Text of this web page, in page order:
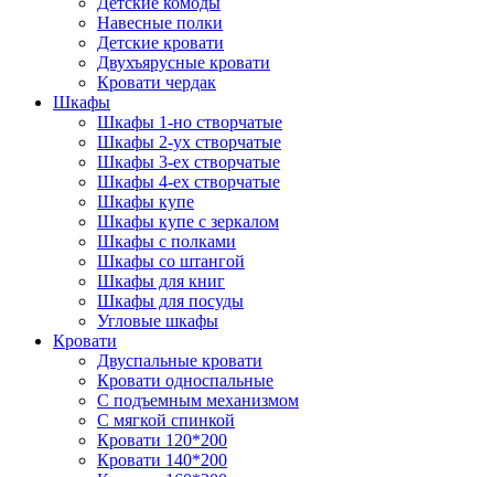
Навесные полки
Детские кровати
Двухъярусные кровати
Кровати чердак
Шкафы
Шкафы 1-но створчатые
Шкафы 2-ух створчатые
Шкафы 3-ех створчатые
Шкафы 4-ех створчатые
Шкафы купе
Шкафы купе с зеркалом
Шкафы с полками
Шкафы со штангой
Шкафы для книг
Шкафы для посуды
Угловые шкафы
Кровати
Двуспальные кровати
Кровати односпальные
С подъемным механизмом
С мягкой спинкой
Кровати 120*200
Кровати 140*200